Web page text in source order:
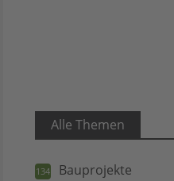
Alle Themen
134 Bauprojekte